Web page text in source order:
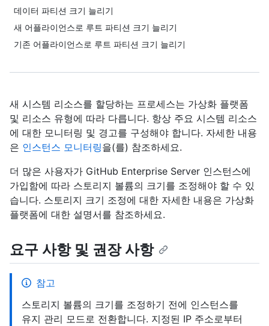
데이터 파티션 크기 늘리기
새 어플라이언스로 루트 파티션 크기 늘리기
기존 어플라이언스로 루트 파티션 크기 늘리기
새 시스템 리소스를 할당하는 프로세스는 가상화 플랫폼
및 리소스 유형에 따라 다릅니다. 항상 주요 시스템 리소스
에 대한 모니터링 및 경고를 구성해야 합니다. 자세한 내용
은 인스턴스 모니터링을(를) 참조하세요.
더 많은 사용자가 GitHub Enterprise Server 인스턴스에
가입함에 따라 스토리지 볼륨의 크기를 조정해야 할 수 있
습니다. 스토리지 크기 조정에 대한 자세한 내용은 가상화
플랫폼에 대한 설명서를 참조하세요.
요구 사항 및 권장 사항
참고
스토리지 볼륨의 크기를 조정하기 전에 인스턴스를
유지 관리 모드로 전환합니다. 지정된 IP 주소로부터